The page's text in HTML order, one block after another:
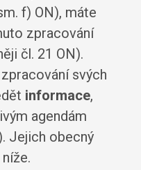
f) ON), máte
zpracování
čl. 21 ON).
svých
informace,
agendám
Jejich obecný